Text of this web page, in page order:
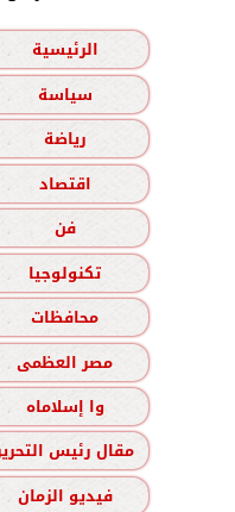
الرئيسية
سياسة
رياضة
اقتصاد
فن
تكنولوجيا
محافظات
مصر العظمى
وا إسلاماه
مقال رئيس
فيديو الزمان